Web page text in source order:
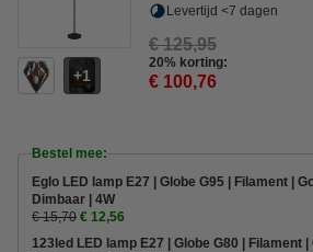
1
Levertijd <7 dagen
€ 125,95
20% korting:
€ 100,76
Bestel mee:
Eglo LED lamp E27 | Globe G95 | Filament |
Dimbaar | 4W
€ 15,70 € 12,56
123led LED lamp E27 | Globe G80 | Filament |